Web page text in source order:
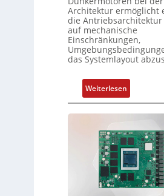
d
Z
u
s
t
d
b
e
r
w
a
r
g
t
f
ü
r
m
e
h
r
L
e
i
s
t
Architektur ermöglicht
die Antriebsarchitektur
auf mechanische
Einschränkungen,
das Systemlayout
Weiterlesen:
F
l
x
i
b
l
e